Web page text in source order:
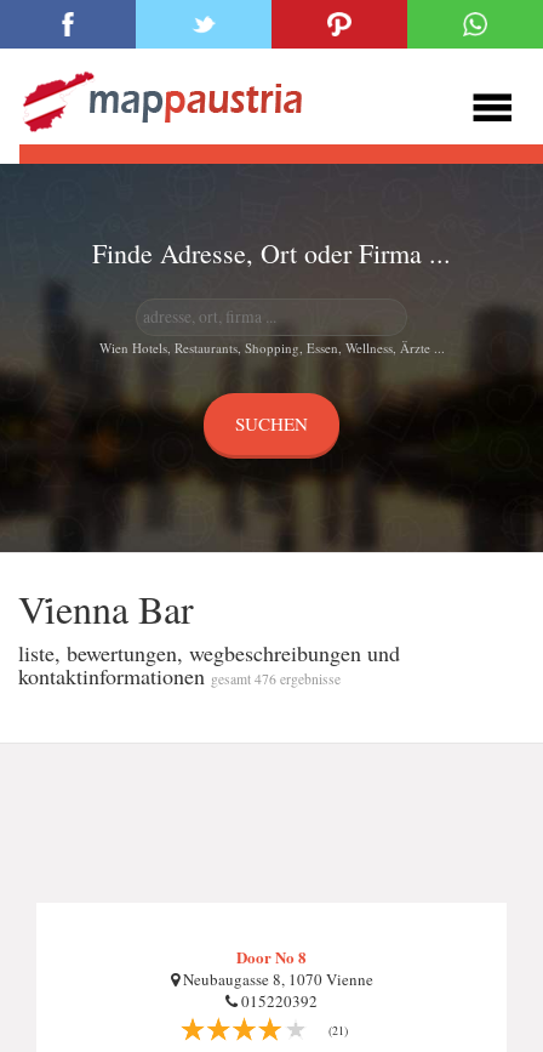
Finde Adresse, Ort oder Firma ...
Wien Hotels, Restaurants, Shopping, Essen, Wellness, Ärzte ...
Vi̇enna Bar
liste, bewertungen, wegbeschreibungen und
kontaktinformationen gesamt 476 ergebnisse
Door No 8
Neubaugasse 8, 1070 Vienne
015220392
(21)